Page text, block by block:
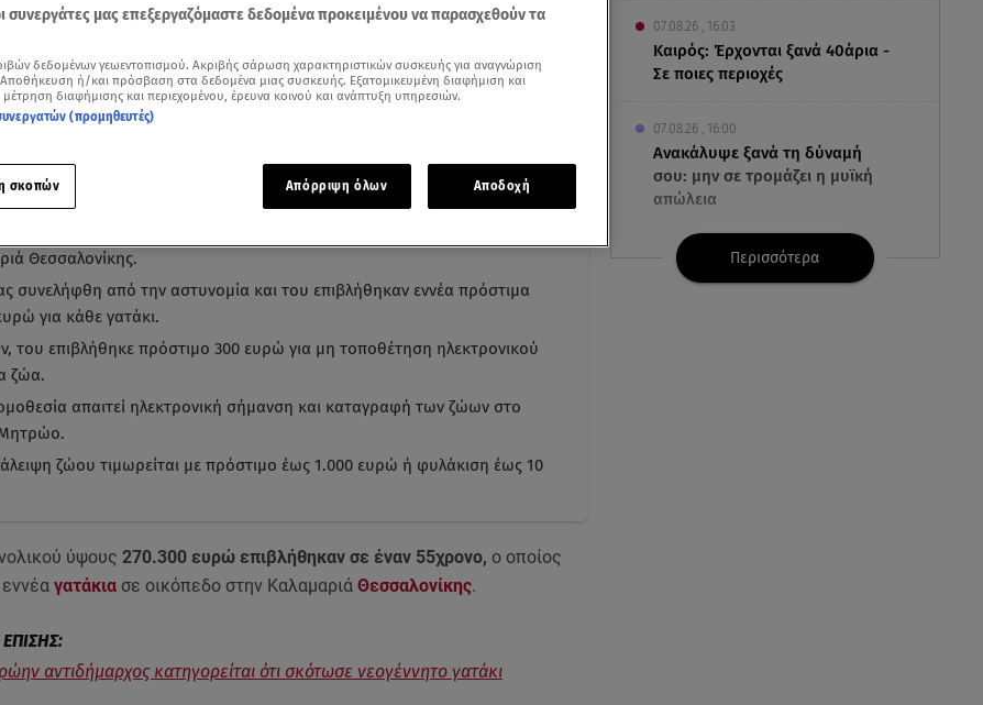
07.08.26 , 16:03
Καιρός: Έρχονται ξανά 40άρια -
Σε ποιες περιοχές
07.08.26 , 16:00
Ανακάλυψε ξανά τη δύναμή
σου: μην σε τρομάζει η μυϊκή
απώλεια
07.08.26 , 15:24
Ιωάννα Τούνη - Δημήτρης
Περισσότερα
το άρθρο1:53λεπτά
ματιά-by STAR AI
Θεσσαλονίκης.
συνελήφθη από την αστυνομία και του επιβλήθηκαν εννέα πρόστιμα
για κάθε γατάκι.
του επιβλήθηκε πρόστιμο 300 ευρώ για μη τοποθέτηση ηλεκτρονικού
ζώα.
απαιτεί ηλεκτρονική σήμανση και καταγραφή των ζώων στο
ζώου τιμωρείται με πρόστιμο έως 1.000 ευρώ ή φυλάκιση έως 10
ύψους 270.300 ευρώ επιβλήθηκαν σε έναν 55χρονο, ο οποίος
γατάκια σε οικόπεδο στην Καλαμαριά Θεσσαλονίκης.
αντιδήμαρχος κατηγορείται ότι σκότωσε νεογέννητο γατάκι
συνεργάτες μας επεξεργαζόμαστε δεδομένα προκειμένου να παρασχεθούν τα
δεδομένων γεωεντοπισμού. Ακριβής σάρωση χαρακτηριστικών συσκευής για αναγνώριση
ή/και πρόσβαση στα δεδομένα μιας συσκευής. Εξατομικευμένη διαφήμιση και
μέτρηση διαφήμισης και περιεχομένου, έρευνα κοινού και ανάπτυξη υπηρεσιών.
(προμηθευτές)
σκοπών Απόρριψη όλων Αποδοχή